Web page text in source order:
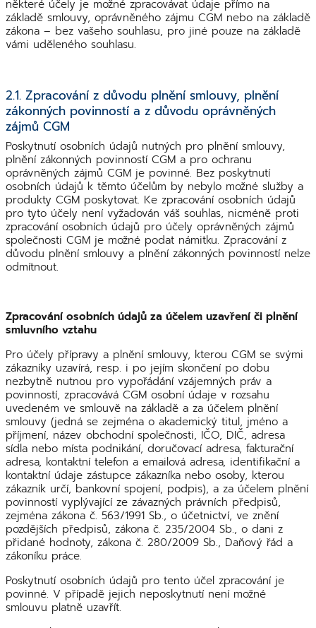
některé účely je možné zpracovávat údaje přímo na
základě smlouvy, oprávněného zájmu CGM nebo na základě
zákona – bez vašeho souhlasu, pro jiné pouze na základě
vámi uděleného souhlasu.
2.1. Zpracování z důvodu plnění smlouvy, plnění
zákonných povinností a z důvodu oprávněných
zájmů CGM
Poskytnutí osobních údajů nutných pro plnění smlouvy,
plnění zákonných povinností CGM a pro ochranu
oprávněných zájmů CGM je povinné. Bez poskytnutí
osobních údajů k těmto účelům by nebylo možné služby a
produkty CGM poskytovat. Ke zpracování osobních údajů
pro tyto účely není vyžadován váš souhlas, nicméně proti
zpracování osobních údajů pro účely oprávněných zájmů
společnosti CGM je možné podat námitku. Zpracování z
důvodu plnění smlouvy a plnění zákonných povinností nelze
odmítnout.
Zpracování osobních údajů za účelem uzavření či plnění
smluvního vztahu
Pro účely přípravy a plnění smlouvy, kterou CGM se svými
zákazníky uzavírá, resp. i po jejím skončení po dobu
nezbytně nutnou pro vypořádání vzájemných práv a
povinností, zpracovává CGM osobní údaje v rozsahu
uvedeném ve smlouvě na základě a za účelem plnění
smlouvy (jedná se zejména o akademický titul, jméno a
příjmení, název obchodní společnosti, IČO, DIČ, adresa
sídla nebo místa podnikání, doručovací adresa, fakturační
adresa, kontaktní telefon a emailová adresa, identifikační a
kontaktní údaje zástupce zákazníka nebo osoby, kterou
zákazník určí, bankovní spojení, podpis), a za účelem plnění
povinností vyplývající ze závazných právních předpisů,
zejména zákona č. 563/1991 Sb., o účetnictví, ve znění
pozdějších předpisů, zákona č. 235/2004 Sb., o dani z
přidané hodnoty, zákona č. 280/2009 Sb., Daňový řád a
zákoníku práce.
Poskytnutí osobních údajů pro tento účel zpracování je
povinné. V případě jejich neposkytnutí není možné
smlouvu platně uzavřít.